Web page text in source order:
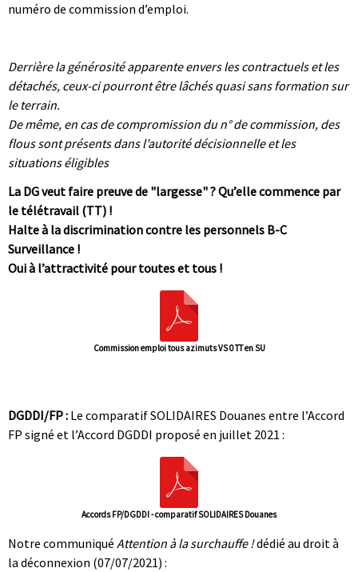
numéro de commission d’emploi.
Derrière la générosité apparente envers les contractuels et les
détachés, ceux-ci pourront être lâchés quasi sans formation sur
le terrain.
De même, en cas de compromission du n° de commission, des
flous sont présents dans l’autorité décisionnelle et les
situations éligibles
La DG veut faire preuve de "largesse" ? Qu’elle commence par
le télétravail (TT) !
Halte à la discrimination contre les personnels B-C
Surveillance !
Oui à l’attractivité pour toutes et tous !
Commission emploi tous azimuts VS 0 TT en SU
DGDDI/FP : Le comparatif SOLIDAIRES Douanes entre l’Accord
FP signé et l’Accord DGDDI proposé en juillet 2021 :
Accords FP/DGDDI - comparatif SOLIDAIRES Douanes
Notre communiqué Attention à la surchauffe !dédié au droit à
la déconnexion (07/07/2021) :